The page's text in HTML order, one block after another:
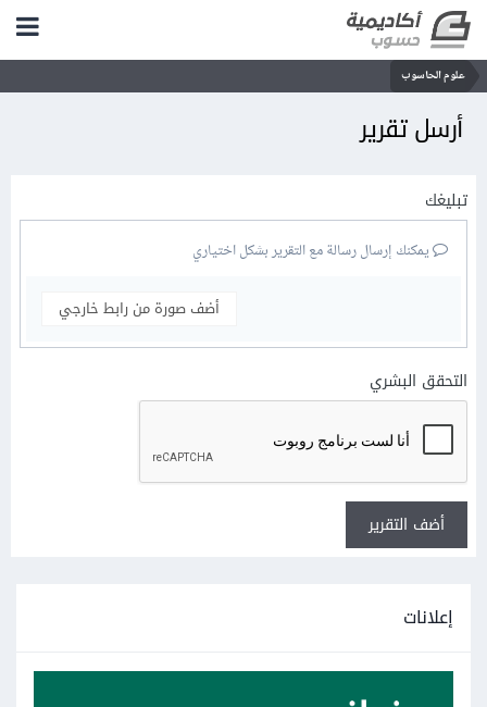
علوم الحاسوب
أرسل تقرير
تبليغك
يمكنك إرسال رسالة مع التقرير بشكل اختياري
أضف صورة من رابط خارجي
التحقق البشري
أضف التقرير
إعلانات